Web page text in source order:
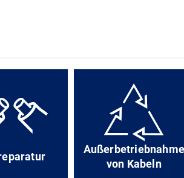
Außerbetriebnahme
von Kabeln